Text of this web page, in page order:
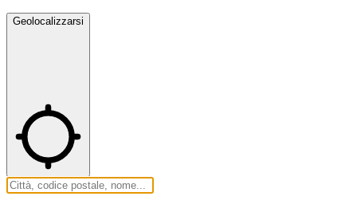
Geolocalizzarsi